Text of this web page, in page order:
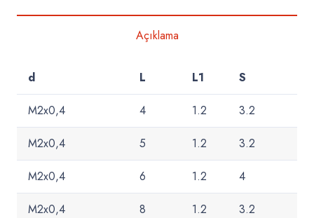
Açıklama
d L L1 S
M2x0,4 4 1.2 3.2
M2x0,4 5 1.2 3.2
M2x0,4 6 1.2 4
M2x0,4 8 1.2 3.2